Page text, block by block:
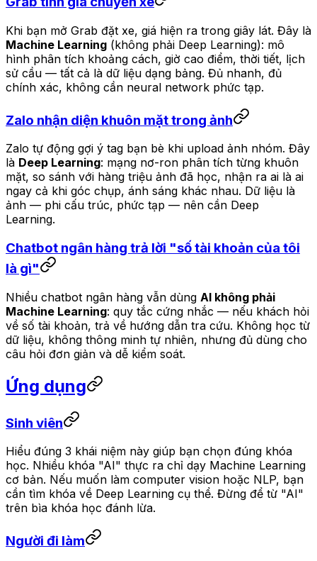
Khi bạn mở Grab đặt xe, giá hiện ra trong giây lát. Đây là
Machine Learning (không phải Deep Learning): mô
hình phân tích khoảng cách, giờ cao điểm, thời tiết, lịch
sử cầu — tất cả là dữ liệu dạng bảng. Đủ nhanh, đủ
chính xác, không cần neural network phức tạp.
Zalo nhận diện khuôn mặt trong ảnh
Zalo tự động gợi ý tag bạn bè khi upload ảnh nhóm. Đây
là Deep Learning: mạng nơ-ron phân tích từng khuôn
mặt, so sánh với hàng triệu ảnh đã học, nhận ra ai là ai
ngay cả khi góc chụp, ánh sáng khác nhau. Dữ liệu là
ảnh — phi cấu trúc, phức tạp — nên cần Deep
Learning.
Chatbot ngân hàng trả lời "số tài khoản của tôi
là gì"
Nhiều chatbot ngân hàng vẫn dùng AI không phải
Machine Learning: quy tắc cứng nhắc — nếu khách hỏi
về số tài khoản, trả về hướng dẫn tra cứu. Không học từ
dữ liệu, không thông minh tự nhiên, nhưng đủ dùng cho
câu hỏi đơn giản và dễ kiểm soát.
Ứng dụng
Sinh viên
Hiểu đúng 3 khái niệm này giúp bạn chọn đúng khóa
học. Nhiều khóa "AI" thực ra chỉ dạy Machine Learning
cơ bản. Nếu muốn làm computer vision hoặc NLP, bạn
cần tìm khóa về Deep Learning cụ thể. Đừng để từ "AI"
trên bìa khóa học đánh lừa.
Người đi làm